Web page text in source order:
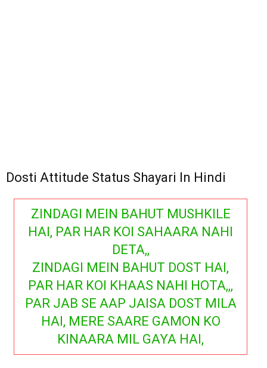
Dosti Attitude Status Shayari In Hindi
ZINDAGI MEIN BAHUT MUSHKILE
HAI, PAR HAR KOI SAHAARA NAHI
DETA,,
ZINDAGI MEIN BAHUT DOST HAI,
PAR HAR KOI KHAAS NAHI HOTA,,,
PAR JAB SE AAP JAISA DOST MILA
HAI, MERE SAARE GAMON KO
KINAARA MIL GAYA HAI,